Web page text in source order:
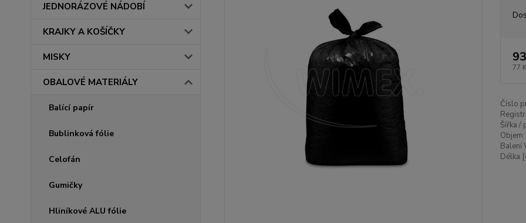
JEDNORÁZOVÉ NÁDOBÍ
KRAJKY A KOŠÍČKY
MISKY
OBALOVÉ MATERIÁLY
Balící papír
Bublinková fólie
Celofán
Gumičky
Hliníkové ALU fólie
77
Číslo
Šířka /
Objem
Balení
Délka